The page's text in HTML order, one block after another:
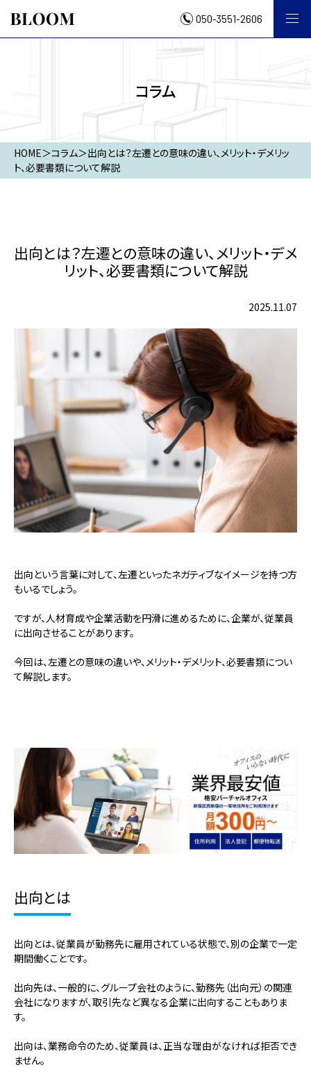
050-3551-2606
コラム
HOME＞コラム＞出向とは？左遷との意味の違い、メリット・デメリッ
ト、必要書類について解説
出向とは？左遷との意味の違い、メリット・デメ
リット、必要書類について解説
2025.11.07
出向という言葉に対して、左遷といったネガティブなイメージを持つ方
もいるでしょう。
ですが、人材育成や企業活動を円滑に進めるために、企業が、従業員
に出向させることがあります。
今回は、左遷との意味の違いや、メリット・デメリット、必要書類につい
て解説します。
出向とは
出向とは、従業員が勤務先に雇用されている状態で、別の企業で一定
期間働くことです。
出向先は、一般的に、グループ会社のように、勤務先（出向元）の関連
会社になりますが、取引先など異なる企業に出向することもありま
す。
出向は、業務命令のため、従業員は、正当な理由がなければ拒否でき
ません。